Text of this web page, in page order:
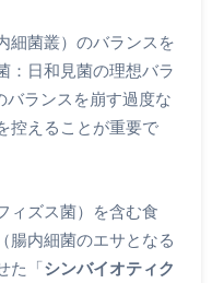
細菌叢）のバランスを
：日和見菌の理想バラ
バランスを崩す過度な
控えることが重要で
ィズス菌）を含む食
腸内細菌のエサとなる
た「シンバイオティク